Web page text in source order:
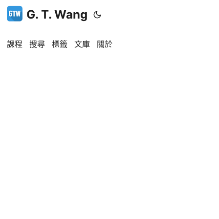
G. T. Wang
課程 搜尋 標籤 文庫 關於